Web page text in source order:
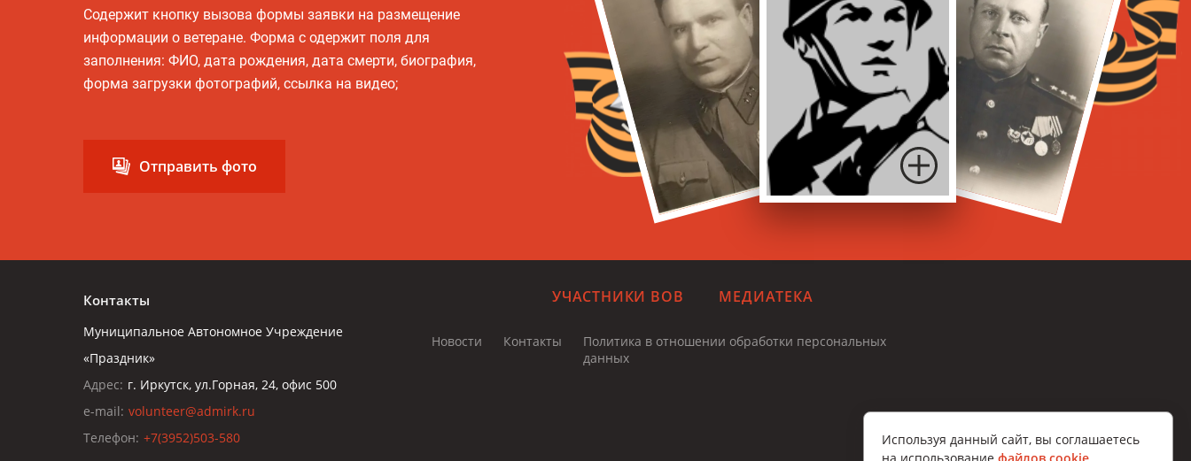
Содержит кнопку вызова формы заявки на размещение
информации о ветеране. Форма с одержит поля для
заполнения: ФИО, дата рождения, дата смерти, биография,
форма загрузки фотографий, ссылка на видео;
Отправить фото
Контакты
Муниципальное Автономное Учреждение
«Праздник»
Адрес: г. Иркутск, ул.Горная, 24, офис 500
e-mail: volunteer@admirk.ru
Телефон: +7(3952)503-580
УЧАСТНИКИ ВОВ МЕДИАТЕКА
Новости Контакты
Политика в отношении обработки персональных
данных
Используя данный сайт, вы соглашаетесь